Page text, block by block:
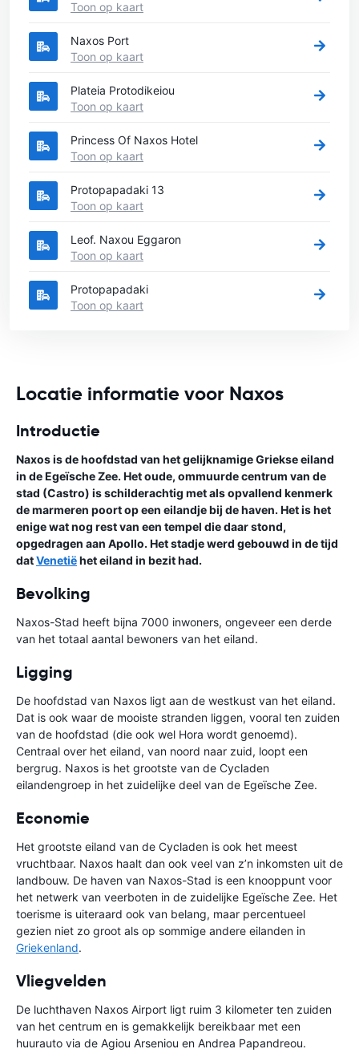
Toon op kaart
Naxos Port
Toon op kaart
Plateia Protodikeiou
Toon op kaart
Princess Of Naxos Hotel
Toon op kaart
Protopapadaki 13
Toon op kaart
Leof. Naxou Eggaron
Toon op kaart
Protopapadaki
Toon op kaart
Locatie informatie voor Naxos
Introductie
Naxos is de hoofdstad van het gelijknamige Griekse eiland
in de Egeïsche Zee. Het oude, ommuurde centrum van de
stad (Castro) is schilderachtig met als opvallend kenmerk
de marmeren poort op een eilandje bij de haven. Het is het
enige wat nog rest van een tempel die daar stond,
opgedragen aan Apollo. Het stadje werd gebouwd in de tijd
datVenetiëhet eiland in bezit had.
Bevolking
Naxos-Stad heeft bijna 7000 inwoners, ongeveer een derde
van het totaal aantal bewoners van het eiland.
Ligging
De hoofdstad van Naxos ligt aan de westkust van het eiland.
Dat is ook waar de mooiste stranden liggen, vooral ten zuiden
van de hoofdstad (die ook wel Hora wordt genoemd).
Centraal over het eiland, van noord naar zuid, loopt een
bergrug. Naxos is het grootste van de Cycladen
eilandengroep in het zuidelijke deel van de Egeïsche Zee.
Economie
Het grootste eiland van de Cycladen is ook het meest
vruchtbaar. Naxos haalt dan ook veel van z’n inkomsten uit de
landbouw. De haven van Naxos-Stad is een knooppunt voor
het netwerk van veerboten in de zuidelijke Egeïsche Zee. Het
toerisme is uiteraard ook van belang, maar percentueel
gezien niet zo groot als op sommige andere eilanden in
Griekenland.
Vliegvelden
De luchthaven Naxos Airport ligt ruim 3 kilometer ten zuiden
van het centrum en is gemakkelijk bereikbaar met een
huurauto via de Agiou Arseniou en Andrea Papandreou.